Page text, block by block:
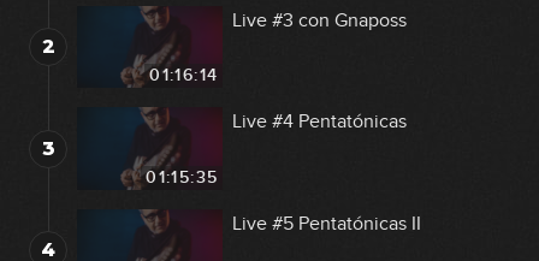
2
01:16:14
Live #3 con Gnaposs
3
01:15:35
Live #4 Pentatónicas
4
Live #5 Pentatónicas II